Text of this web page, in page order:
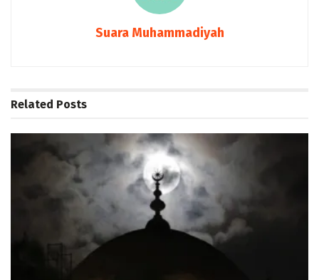
Suara Muhammadiyah
Related Posts